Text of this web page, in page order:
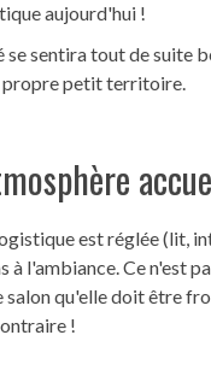
aujourd'hui !
se sentira tout de suite
propre petit territoire.
est réglée (lit,
à l'ambiance. Ce n'est
salon qu'elle doit être
!